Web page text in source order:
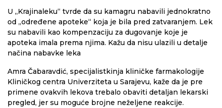
U „Krajinaleku“ tvrde da su kamagru nabavili jednokratno
od „određene apoteke“ koja je bila pred zatvaranjem. Lek
su nabavili kao kompenzaciju za dugovanje koje je
apoteka imala prema njima. Kažu da nisu ulazili u detalje
načina nabavke leka
Amra Čabaravdić, specijalistkinja kliničke farmakologije
Kliničkog centra Univerziteta u Sarajevu, kaže da je pre
primene ovakvih lekova trebalo obaviti detaljan lekarski
pregled, jer su moguće brojne neželjene reakcije.